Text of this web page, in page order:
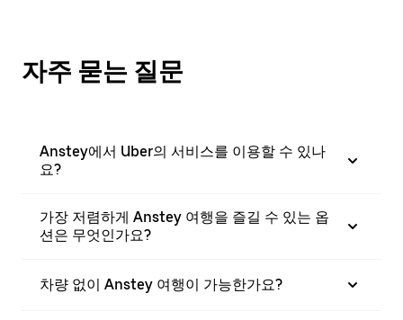
자주 묻는 질문
Anstey에서 Uber의 서비스를 이용할 수 있나
요?
가장 저렴하게 Anstey 여행을 즐길 수 있는 옵
션은 무엇인가요?
차량 없이 Anstey 여행이 가능한가요?